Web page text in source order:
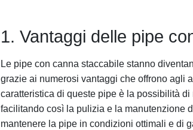
1. Vantaggi delle pipe
Le pipe con canna staccabile stanno
grazie ai numerosi vantaggi che offrono agli
caratteristica di queste pipe è la possibilità
facilitando così la pulizia e la manutenzione
mantenere la pipe in condizioni ottimali e di